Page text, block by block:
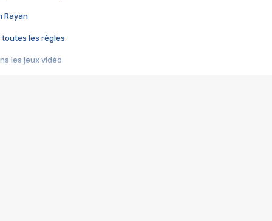
Rayan
toutes les règles
les jeux vidéo